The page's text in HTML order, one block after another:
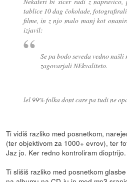
tablice 10 dag čokolade,
filme, in z njo malo manj kot
izjavil:
Se pa bodo seveda vedno
zagovarjali NEkvaliteto.
lel 99% folka dont care pa tudi ne
Ti vidiš razliko med posnetkom,
(ter objektivom za 1000+ evrov), ter
Jaz jo. Ker redno kontroliram dioptrijo.
Ti slišiš razliko med posnetkom